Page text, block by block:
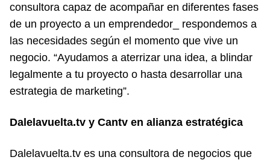
consultora capaz de acompañar en diferentes fases
de un proyecto a un emprendedor_ respondemos a
las necesidades según el momento que vive un
negocio. “Ayudamos a aterrizar una idea, a blindar
legalmente a tu proyecto o hasta desarrollar una
estrategia de marketing”.
Dalelavuelta.tv y Cantv en alianza estratégica
Dalelavuelta.tv es una consultora de negocios que